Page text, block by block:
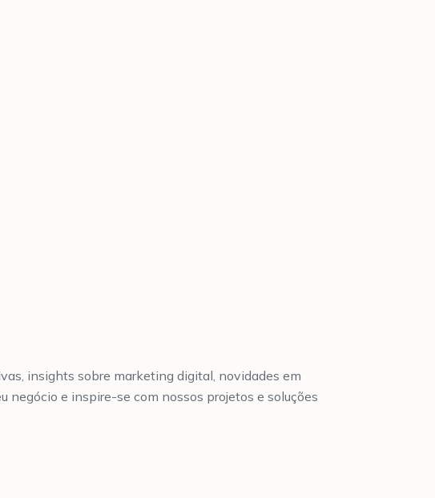
insights sobre marketing digital, novidades em
negócio e inspire-se com nossos projetos e soluções